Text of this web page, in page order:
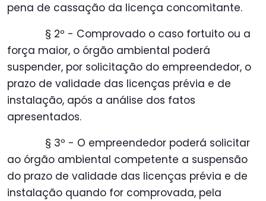
pena de cassação da licença concomitante.
§ 2º - Comprovado o caso fortuito ou a
força maior, o órgão ambiental poderá
suspender, por solicitação do empreendedor, o
prazo de validade das licenças prévia e de
instalação, após a análise dos fatos
apresentados.
§ 3º - O empreendedor poderá solicitar
ao órgão ambiental competente a suspensão
do prazo de validade das licenças prévia e de
instalação quando for comprovada, pela